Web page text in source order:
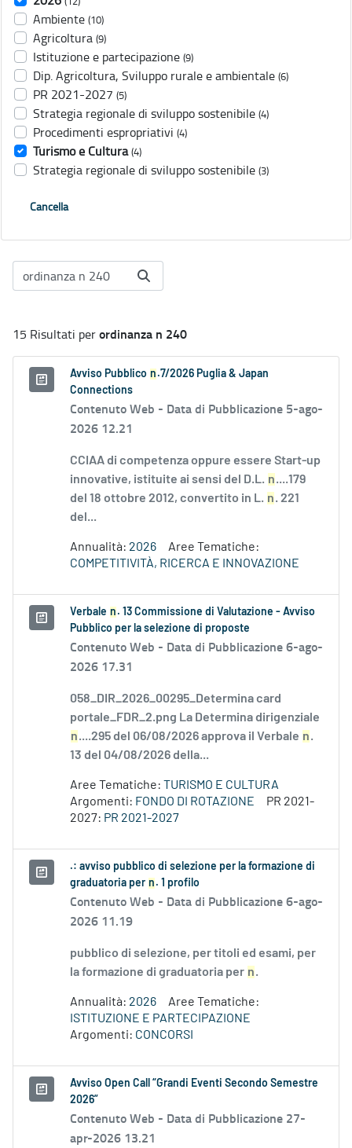
Ambiente (10)
Agricoltura (9)
Istituzione e partecipazione (9)
Dip. Agricoltura, Sviluppo rurale e ambientale (6)
PR 2021-2027 (5)
Strategia regionale di sviluppo sostenibile (4)
Procedimenti espropriativi (4)
Turismo e Cultura (4)
Strategia regionale di sviluppo sostenibile (3)
Cancella
15 Risultati perordinanza n 240
Avviso Pubblico n .7/2026 Puglia & Japan
Connections
Contenuto Web - Data di Pubblicazione 5-ago-
2026 12.21
CCIAA di competenza oppure essere Start-up
innovative, istituite ai sensi del D.L. n....179
del 18 ottobre 2012, convertito in L. n. 221
del...
Annualità: 2026
Aree Tematiche:
COMPETITIVITÀ, RICERCA E INNOVAZIONE
Verbale n . 13 Commissione di Valutazione - Avviso
Pubblico per la selezione di proposte
Contenuto Web - Data di Pubblicazione 6-ago-
2026 17.31
058_DIR_2026_00295_Determina card
portale_FDR_2.png La Determina dirigenziale
n....295 del 06/08/2026 approva il Verbale n.
13 del 04/08/2026 della...
Aree Tematiche: TURISMO E CULTURA
Argomenti: FONDO DI ROTAZIONE
PR 2021-
2027: PR 2021-2027
.: avviso pubblico di selezione per la formazione di
graduatoria per n . 1 profilo
Contenuto Web - Data di Pubblicazione 6-ago-
2026 11.19
pubblico di selezione, per titoli ed esami, per
la formazione di graduatoria per n.
Annualità: 2026
Aree Tematiche:
ISTITUZIONE E PARTECIPAZIONE
Argomenti: CONCORSI
Avviso Open Call “Grandi Eventi Secondo Semestre
2026”
Contenuto Web - Data di Pubblicazione 27-
apr-2026 13.21